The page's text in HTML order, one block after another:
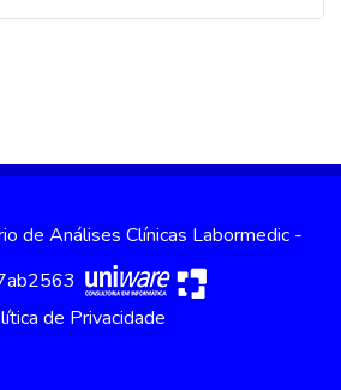
de Análises Clínicas Labormedic -
de Privacidade